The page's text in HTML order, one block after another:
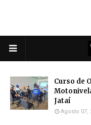
Curso de
Jataí
Agosto 07,